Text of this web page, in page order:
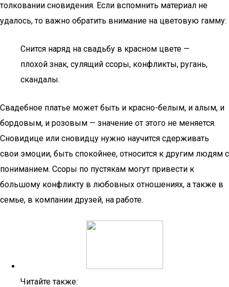
толковании сновидения. Если вспомнить материал не
удалось, то важно обратить внимание на цветовую гамму:
Снится наряд на свадьбу в красном цвете —
плохой знак, сулящий ссоры, конфликты, ругань,
скандалы.
Свадебное платье может быть и красно-белым, и алым, и
бордовым, и розовым — значение от этого не меняется.
Сновидице или сновидцу нужно научится сдерживать
свои эмоции, быть спокойнее, относится к другим людям с
пониманием. Ссоры по пустякам могут привести к
большому конфликту в любовных отношениях, а также в
семье, в компании друзей, на работе.
Читайте также: